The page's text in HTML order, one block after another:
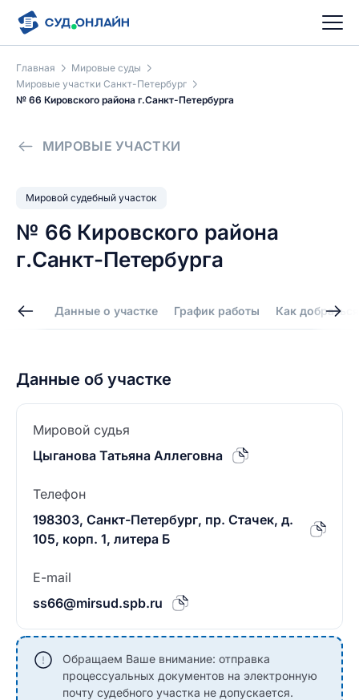
Главная
Мировые суды
Мировые участки Санкт-Петербург
№ 66 Кировского района г.Санкт-Петербурга
МИРОВЫЕ УЧАСТКИ
Мировой судебный участок
№ 66 Кировского района
г.Санкт-Петербурга
Данные о участке График работы Как добраться
Данные об участке
Мировой судья
Цыганова Татьяна Аллеговна
Телефон
198303, Санкт-Петербург, пр. Стачек, д.
105, корп. 1, литера Б
E-mail
ss66@mirsud.spb.ru
Обращаем Ваше внимание: отправка
процессуальных документов на электронную
почту судебного участка не допускается.